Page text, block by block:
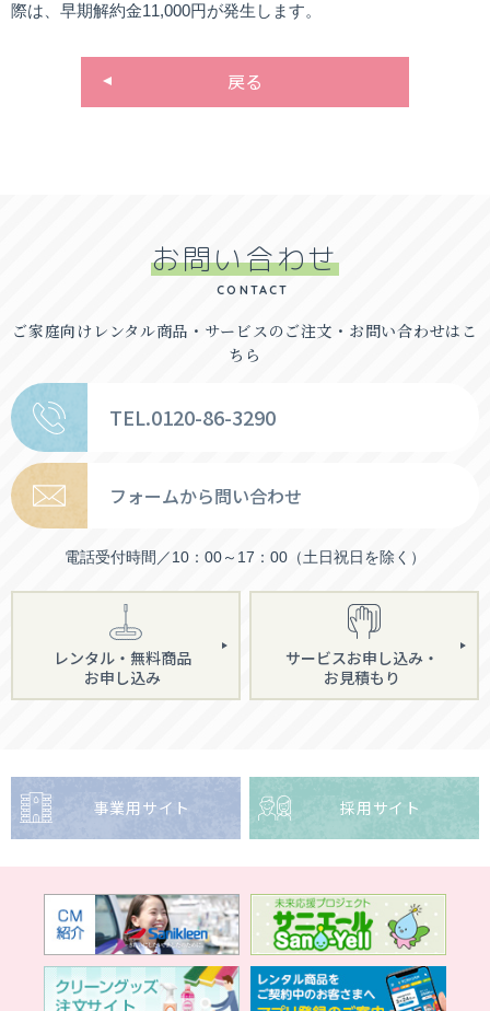
際は、早期解約金11,000円が発生します。
戻る
お問い合わせ
CONTACT
ご家庭向けレンタル商品・ サービスのご注文・お問い合わせはこ
ちら
TEL.0120-86-3290
フォームから問い合わせ
電話受付時間／10：00～17：00（土日祝日を除く）
レンタル・無料商品
お申し込み
サービスお申し込み・
お見積もり
事業用サイト 採用サイト